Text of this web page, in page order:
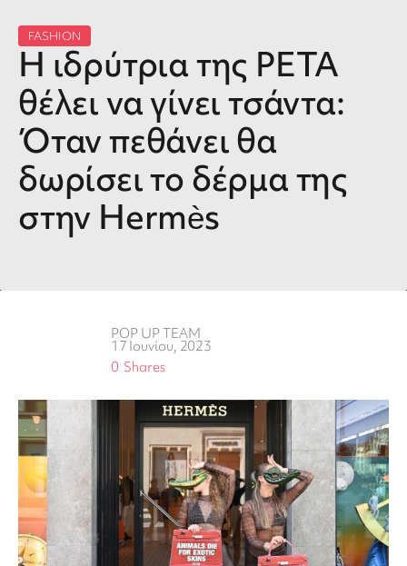
FASHION
Η ιδρύτρια της PETA
θέλει να γίνει τσάντα:
Όταν πεθάνει θα
δωρίσει το δέρμα της
στην Hermès
POP UP TEAM
17 Ιουνίου, 2023
Shares
0